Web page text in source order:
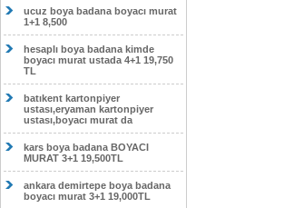
ucuz boya badana boyacı murat
1+1 8,500
hesaplı boya badana kimde
boyacı murat ustada 4+1 19,750
TL
batıkent kartonpiyer
ustası,eryaman kartonpiyer
ustası,boyacı murat da
kars boya badana BOYACI
MURAT 3+1 19,500TL
ankara demirtepe boya badana
boyacı murat 3+1 19,000TL